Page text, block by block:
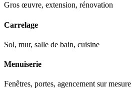
Gros œuvre, extension, rénovation
Carrelage
Sol, mur, salle de bain, cuisine
Menuiserie
Fenêtres, portes, agencement sur mesure